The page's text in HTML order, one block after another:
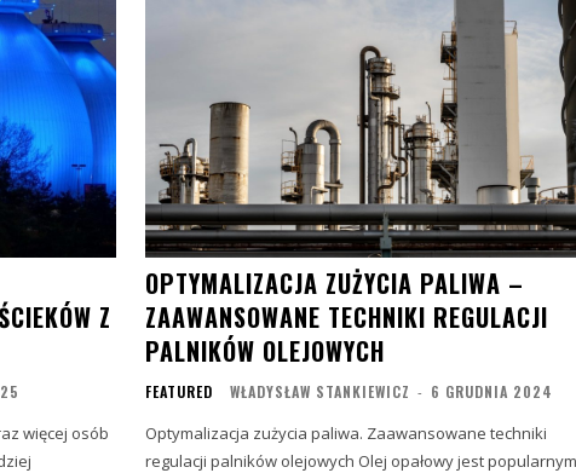
Z
więcej osób
OPTYMALIZACJA ZUŻYCIA PALIWA –
ZAAWANSOWANE TECHNIKI REGULACJI
PALNIKÓW OLEJOWYCH
FEATURED WŁADYSŁAW STANKIEWICZ - 6 GRUDNIA 2024
Optymalizacja zużycia paliwa. Zaawansowane techniki
regulacji palników olejowych Olej opałowy jest popularnym